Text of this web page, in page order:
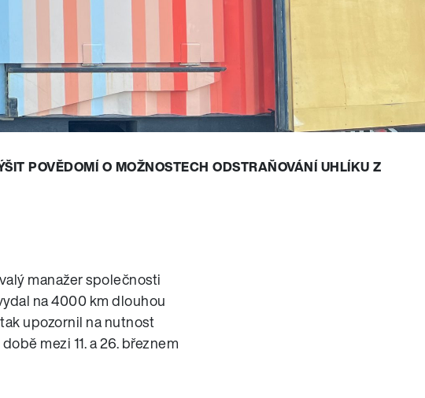
POVĚDOMÍ O MOŽNOSTECH ODSTRAŇOVÁNÍ UHLÍKU Z
manažer společnosti
na 4000 km dlouhou
upozornil na nutnost
mezi 11. a 26. březnem